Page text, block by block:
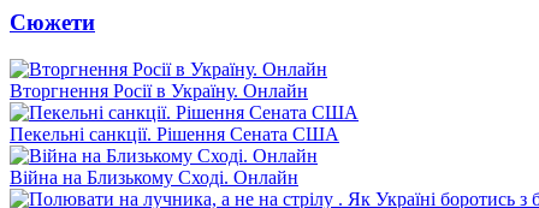
Сюжети
Вторгнення Росії в Україну. Онлайн
Пекельні санкції. Рішення Сената США
Війна на Близькому Сході. Онлайн